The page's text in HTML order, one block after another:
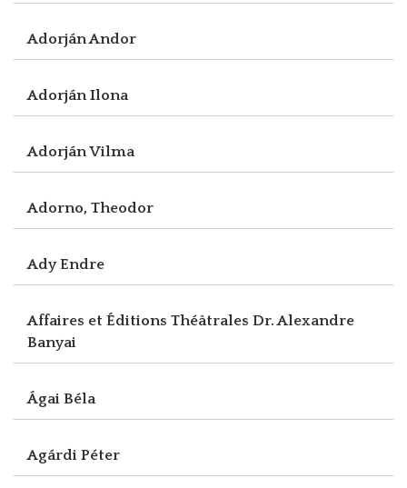
Adorján Andor
Adorján Ilona
Adorján Vilma
Adorno, Theodor
Ady Endre
Affaires et Éditions Théâtrales Dr. Alexandre
Banyai
Ágai Béla
Agárdi Péter